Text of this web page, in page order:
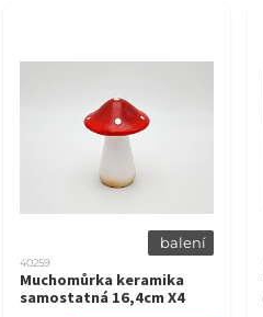
balení
40259
Muchomůrka keramika
samostatná 16,4cm X4